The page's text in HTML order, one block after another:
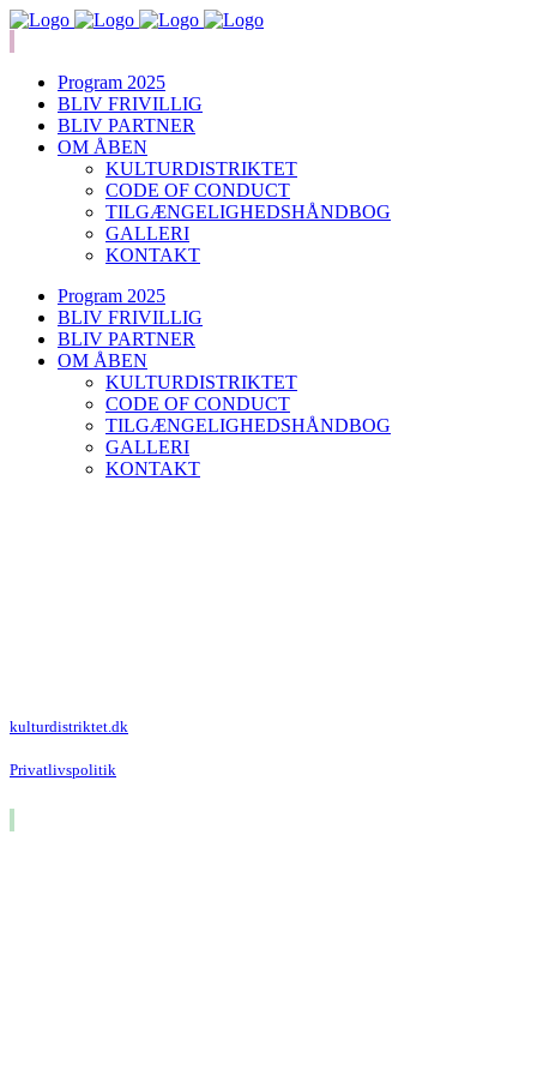
Program 2025
BLIV FRIVILLIG
BLIV PARTNER
OM ÅBEN
KULTURDISTRIKTET
CODE OF CONDUCT
TILGÆNGELIGHEDSHÅNDBOG
GALLERI
KONTAKT
Program 2025
BLIV FRIVILLIG
BLIV PARTNER
OM ÅBEN
KULTURDISTRIKTET
CODE OF CONDUCT
TILGÆNGELIGHEDSHÅNDBOG
GALLERI
KONTAKT
kulturdistriktet.dk
Privatlivspolitik